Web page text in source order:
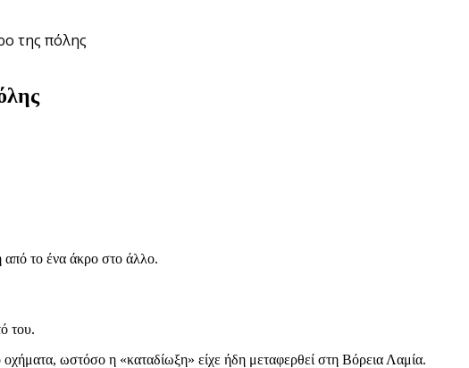
της πόλης
από το ένα άκρο στο άλλο.
του.
ωστόσο η «καταδίωξη» είχε ήδη μεταφερθεί στη Βόρεια Λαμία.